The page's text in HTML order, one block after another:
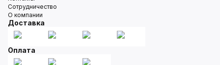
Сотрудничество
О компании
Доставка
Оплата